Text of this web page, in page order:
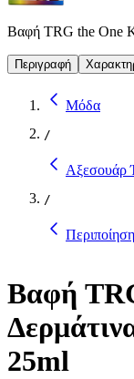
Βαφή TRG the One
Περιγραφή
Μόδα
/
Αξεσουάρ
/
Βαφή
25ml